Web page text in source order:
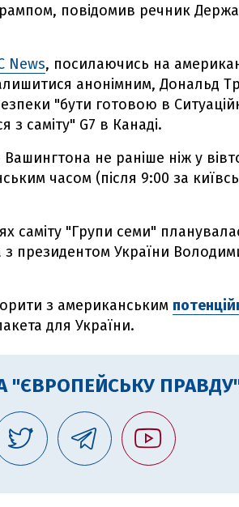
повідомив речник
News, посилаючись на
анонімним, Дональд
"бути готовою в
з саміту" G7 в Канаді.
не раніше ніж у
часом (після 9:00 за
саміту "Групи семи"
з президентом України
з американським
для України.
"ЄВРОПЕЙСЬКУ